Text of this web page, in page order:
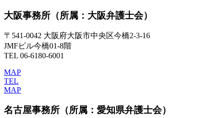
大阪事務所 （所属：大阪弁護士会）
〒541-0042 大阪府大阪市中央区今橋2-3-16
JMFビル今橋01-8階
TEL 06-6180-6001
MAP
TEL
MAP
名古屋事務所 （所属：愛知県弁護士会）